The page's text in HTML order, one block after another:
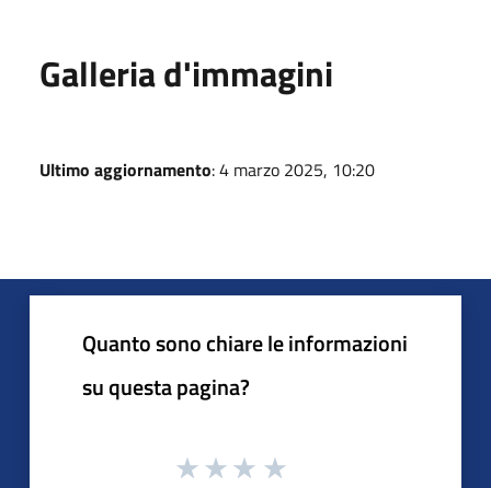
Galleria d'immagini
Ultimo aggiornamento: 4 marzo 2025, 10:20
Quanto sono chiare le informazioni
su questa pagina?